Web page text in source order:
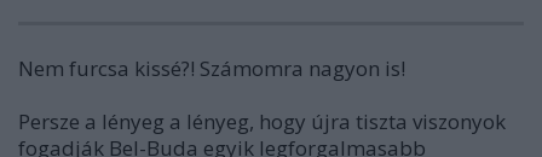
Nem furcsa kissé?! Számomra nagyon is!
Persze a lényeg a lényeg, hogy újra tiszta viszonyok
fogadják Bel-Buda egyik legforgalmasabb